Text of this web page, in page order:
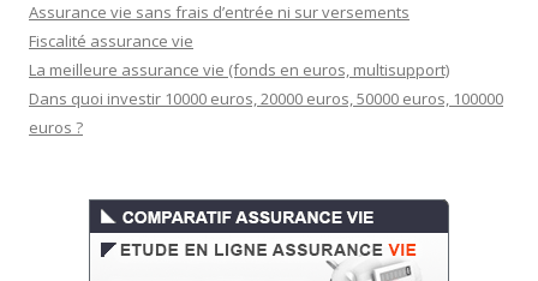
Assurance vie sans frais d’entrée ni sur versements
Fiscalité assurance vie
La meilleure assurance vie (fonds en euros, multisupport)
Dans quoi investir 10000 euros, 20000 euros, 50000 euros, 100000
euros ?